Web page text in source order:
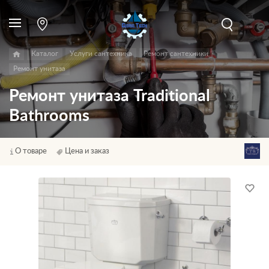
Каталог Услуги сантехника Ремонт сантехники
Ремонт унитаза
Ремонт унитаза Traditional
Bathrooms
О товаре Цена и заказ